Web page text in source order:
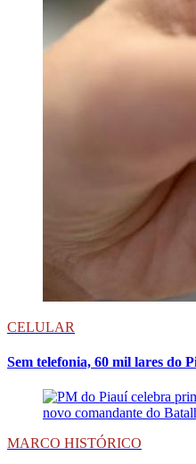
CELULAR
Sem telefonia, 60 mil lares do
MARCO HISTÓRICO